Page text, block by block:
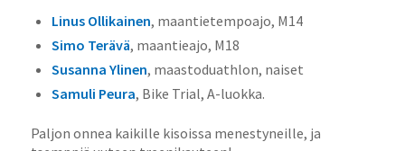
Linus Ollikainen, maantietempoajo, M14
Simo Terävä, maantieajo, M18
Susanna Ylinen, maastoduathlon, naiset
Samuli Peura, Bike Trial, A-luokka.
Paljon onnea kaikille kisoissa menestyneille, ja